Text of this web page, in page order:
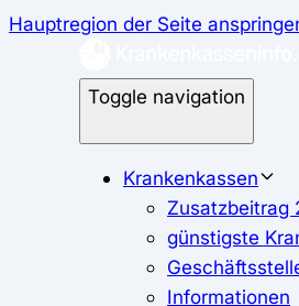
Hauptregion der Seite
Toggle navigation
Krankenkassen
Zusatzbeitrag
günstigste
Informationen